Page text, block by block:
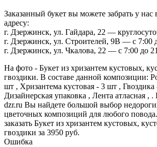
Заказанный букет вы можете забрать у нас
адресу:
г. Дзержинск, ул. Гайдара, 22 —
г. Дзержинск, ул. Строителей, 9В — с 7:00
г. Дзержинск, ул. Чкалова, 22 — с 7:00 до
На фото - Букет из хризантем кустовых,
гвоздики. В составе данной композиции:
шт , Хризантема кустовая - 3 шт , Гвоздика
Дизайнерская упаковка , Лента атласная ,
dzr.ru Вы найдете большой выбор
цветочных композиций для любого
заказать Букет из хризантем кустовых,
гвоздики за 3950 руб.
Ошибка